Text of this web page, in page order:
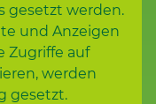
gesetzt werden.
und Anzeigen
Zugriffe auf
werden
gesetzt.